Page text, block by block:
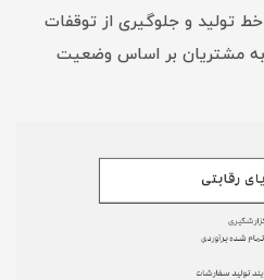
تولید و جلوگیری از توقفات
مشتریان بر اساس وضعیت